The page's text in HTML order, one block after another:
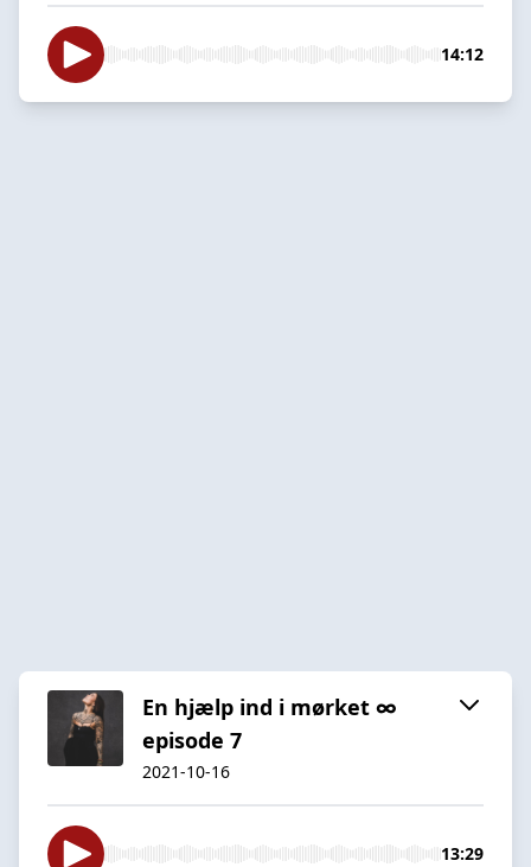
14:12
En hjælp ind i mørket ∞
episode 7
2021-10-16
13:29